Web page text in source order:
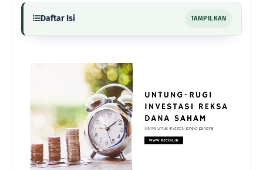
Daftar Isi TAMPILKAN